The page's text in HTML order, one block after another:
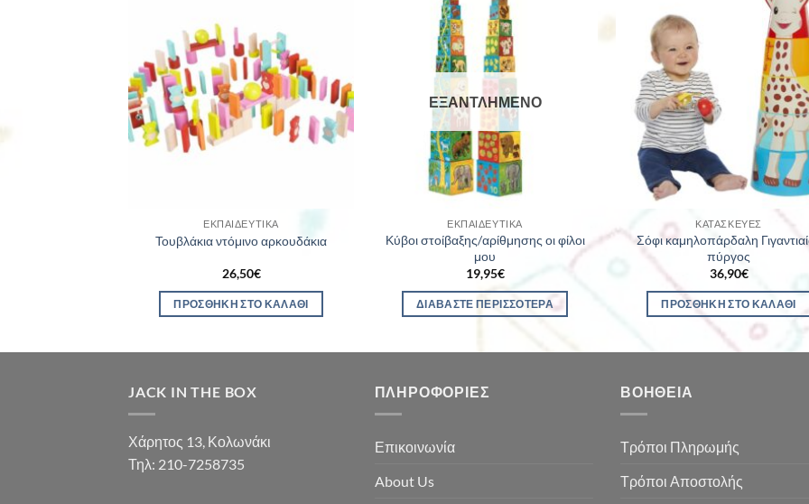
ΕΚΠΑΙΔΕΥΤΙΚΆ
Τουβλάκια ντόμινο αρκουδάκια
26,50€
ΠΡΟΣΘΉΚΗ ΣΤΟ ΚΑΛΆΘΙ
ΕΞΑΝΤΛΗΜΈΝΟ
ΕΚΠΑΙΔΕΥΤΙΚΆ
Κύβοι στοίβαξης/αρίθμησης οι φίλοι
μου
19,95€
ΔΙΑΒΆΣΤΕ ΠΕΡΙΣΣΌΤΕΡΑ
ΚΑΤΑΣΚΕΥΈΣ
Σόφι καμηλοπάρδαλη
πύργος
36,90€
ΠΡΟΣΘΉΚΗ ΣΤΟ ΚΑΛΆΘΙ
JACK IN THE BOX
Χάρητος 13, Κολωνάκι
Τηλ: 210-7258735
ΠΛΗΡΟΦΟΡΊΕΣ
Επικοινωνία
About Us
ΒΟΉΘΕΙΑ
Τρόποι Πληρωμής
Τρόποι Αποστολής